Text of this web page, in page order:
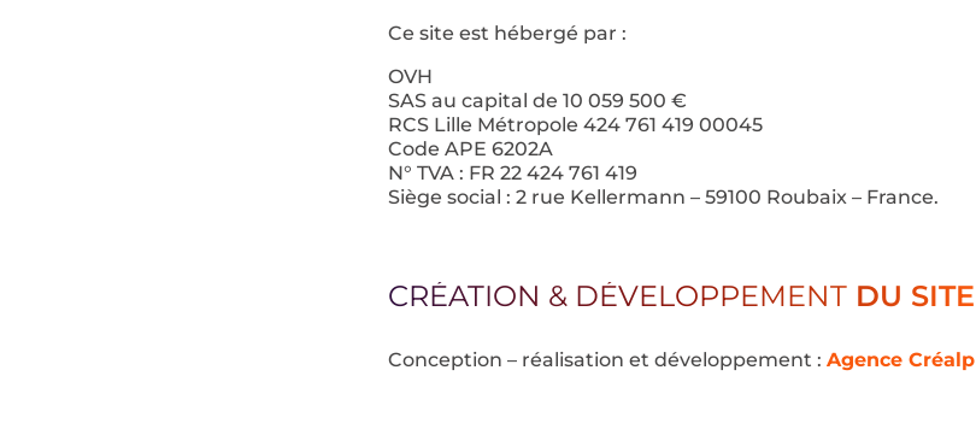
Ce site est hébergé par :
OVH
SAS au capital de 10 059 500 €
RCS Lille Métropole 424 761 419 00045
Code APE 6202A
N° TVA : FR 22 424 761 419
Siège social : 2 rue Kellermann – 59100 Roubaix – France.
CRÉATION & DÉVELOPPEMENT DU SITE
Conception – réalisation et développement : Agence Créalp